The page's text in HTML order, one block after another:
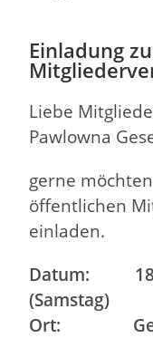
Einladung
Liebe
Pawlowna
gerne
öffentlichen
einladen.
Datum: 18.
(Samstag)
Ort: